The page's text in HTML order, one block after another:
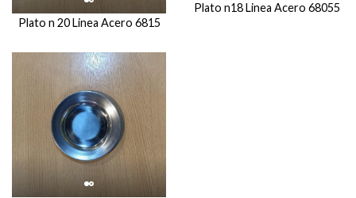
Plato n 20 Linea Acero 6815
Plato n18 Linea Acero 68055